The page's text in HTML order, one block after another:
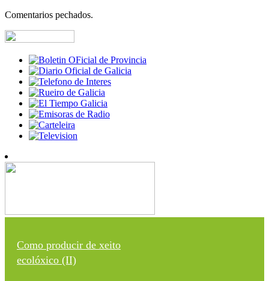
Comentarios pechados.
Como producir de xeito
ecolóxico (II)